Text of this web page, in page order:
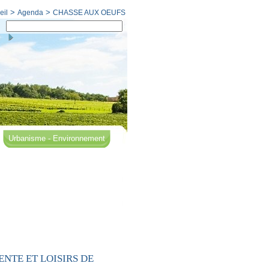
> Agenda > CHASSE AUX OEUFS
Urbanisme - Environnement
ET LOISIRS DE